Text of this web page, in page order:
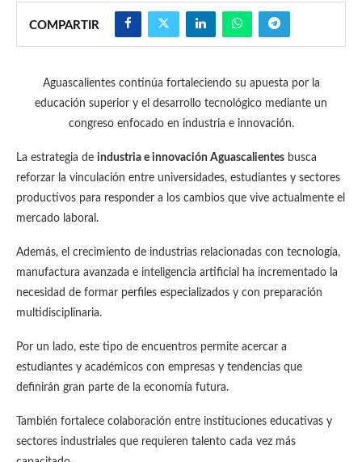
COMPARTIR
Aguascalientes continúa fortaleciendo su apuesta por la
educación superior y el desarrollo tecnológico mediante un
congreso enfocado en industria e innovación.
La estrategia de industria e innovación Aguascalientes busca
reforzar la vinculación entre universidades, estudiantes y sectores
productivos para responder a los cambios que vive actualmente el
mercado laboral.
Además, el crecimiento de industrias relacionadas con tecnología,
manufactura avanzada e inteligencia artificial ha incrementado la
necesidad de formar perfiles especializados y con preparación
multidisciplinaria.
Por un lado, este tipo de encuentros permite acercar a
estudiantes y académicos con empresas y tendencias que
definirán gran parte de la economía futura.
También fortalece colaboración entre instituciones educativas y
sectores industriales que requieren talento cada vez más